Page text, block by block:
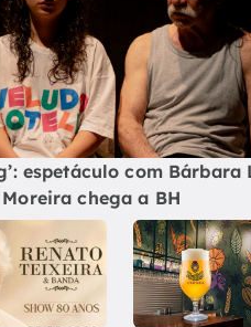
espetáculo com Bárbara
chega a BH